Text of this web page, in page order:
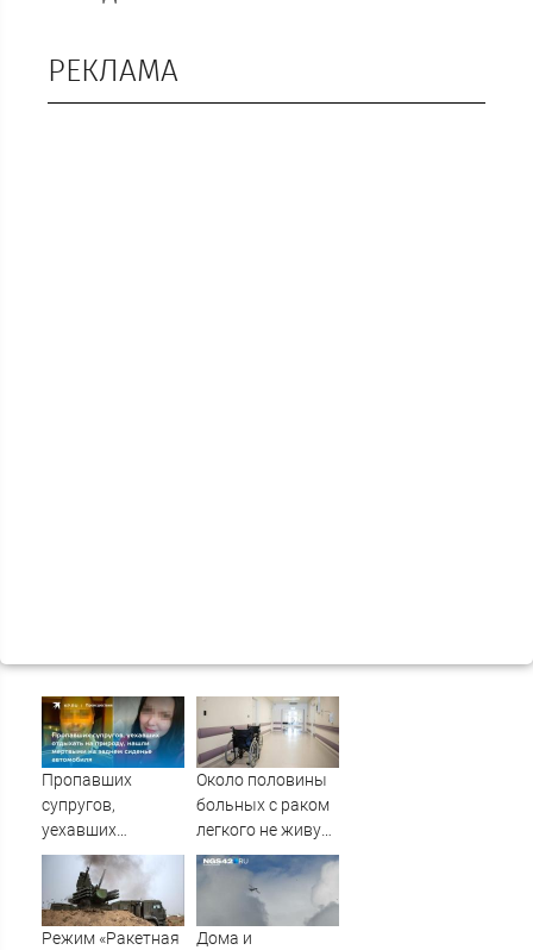
РЕКЛАМА
Пропавших
супругов,
уехавших
отдыхать на
природу, нашли
мертвыми на
заднем сиденье
Около половины
больных с раком
легкого не живут
и года после
постановки
диагноза
Режим «Ракетная
Дома и